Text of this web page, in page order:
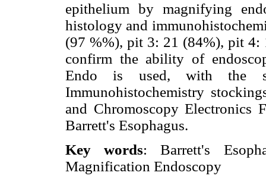
epithelium by magnifying
histology and
(97 %%), pit 3: 21 (84%), pit 4:
confirm the ability of
Endo is used, with the
Immunohistochemistry
and Chromoscopy Electronics
Barrett's Esophagus.
Key words: Barrett's
Magnification Endoscopy